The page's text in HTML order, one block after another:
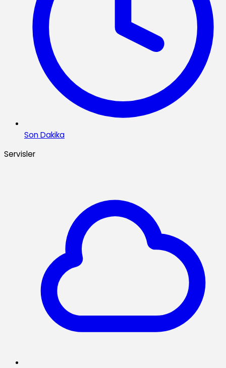
Son Dakika
Servisler